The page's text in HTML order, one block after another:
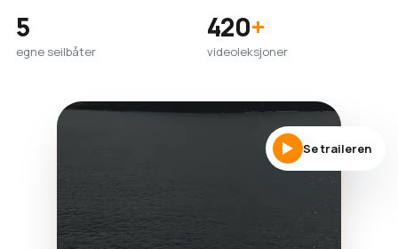
5
egne seilbåter
420+
videoleksjoner
Se traileren